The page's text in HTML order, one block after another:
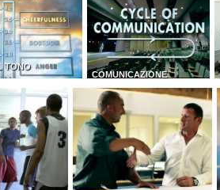
TONO
COMUNICAZIONE